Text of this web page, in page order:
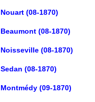
Nouart (08-1870)
Beaumont (08-1870)
Noisseville (08-1870)
Sedan (08-1870)
Montmédy (09-1870)